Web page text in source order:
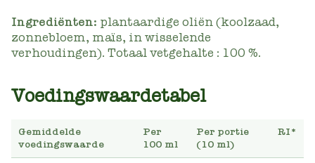
Ingrediënten: plantaardige oliën (koolzaad,
zonnebloem, maïs, in wisselende
verhoudingen). Totaal vetgehalte : 100 %.
Voedingswaardetabel
Gemiddelde
voedingswaarde
Per
100 ml
Per portie
(10 ml)
RI*